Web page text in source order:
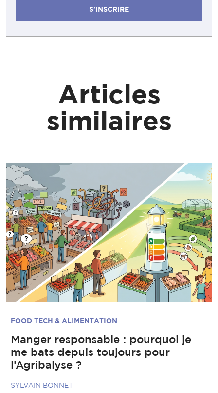
Articles
similaires
FOOD TECH & ALIMENTATION
Manger responsable : pourquoi je
me bats depuis toujours pour
l’Agribalyse ?
SYLVAIN BONNET